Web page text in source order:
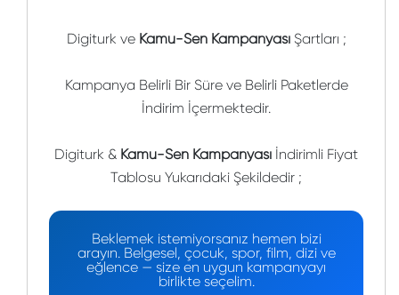
Digiturk ve Kamu-Sen KampanyasıŞartları ;
Kampanya Belirli Bir Süre ve Belirli Paketlerde
İndirim İçermektedir.
Digiturk & Kamu-Sen Kampanyası İndirimli Fiyat
Tablosu Yukarıdaki Şekildedir ;
Beklemek istemiyorsanız hemen bizi
arayın. Belgesel, çocuk, spor, film, dizi ve
eğlence — size en uygun kampanyayı
birlikte seçelim.